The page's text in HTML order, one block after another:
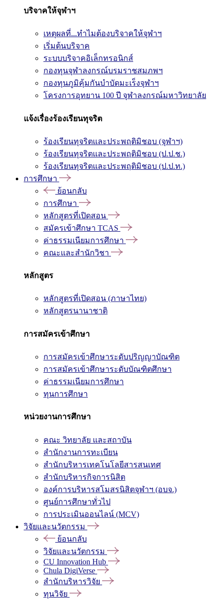
บริจาคให้จุฬาฯ
เหตุผลที่...ทำไมต้องบริจาคให้จุฬาฯ
เริ่มต้นบริจาค
ระบบบริจาคอิเล็กทรอนิกส์
กองทุนจุฬาลงกรณ์บรมราชสมภพฯ
กองทุนภูมิคุ้มกันบำบัดมะเร็งจุฬาฯ
โครงการอุทยาน 100 ปี จุฬาลงกรณ์มหาวิทยาลัย
แจ้งเรื่องร้องเรียนทุจริต
ร้องเรียนทุจริตและประพฤติมิชอบ (จุฬาฯ)
ร้องเรียนทุจริตและประพฤติมิชอบ (ป.ป.ช.)
ร้องเรียนทุจริตและประพฤติมิชอบ (ป.ป.ท.)
การศึกษา
ย้อนกลับ
การศึกษา
หลักสูตรที่เปิดสอน
สมัครเข้าศึกษา TCAS
ค่าธรรมเนียมการศึกษา
คณะและสำนักวิชา
หลักสูตร
หลักสูตรที่เปิดสอน (ภาษาไทย)
หลักสูตรนานาชาติ
การสมัครเข้าศึกษา
การสมัครเข้าศึกษาระดับปริญญาบัณฑิต
การสมัครเข้าศึกษาระดับบัณฑิตศึกษา
ค่าธรรมเนียมการศึกษา
ทุนการศึกษา
หน่วยงานการศึกษา
คณะ วิทยาลัย และสถาบัน
สำนักงานการทะเบียน
สำนักบริหารเทคโนโลยีสารสนเทศ
สำนักบริหารกิจการนิสิต
องค์การบริหารสโมสรนิสิตจุฬาฯ (อบจ.)
ศูนย์การศึกษาทั่วไป
การประเมินออนไลน์ (MCV)
วิจัยและนวัตกรรม
ย้อนกลับ
วิจัยและนวัตกรรม
CU Innovation Hub
Chula DigiVerse
สำนักบริหารวิจัย
ทุนวิจัย